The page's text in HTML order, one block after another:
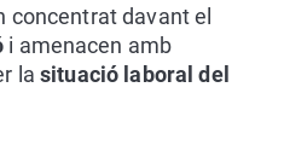
concentrat davant el
i amenacen amb
lasituació laboral del